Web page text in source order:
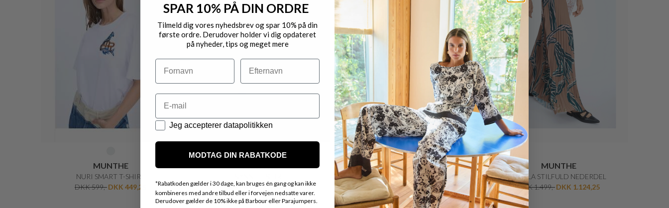
MUNTHE
NURI SMART T-SHIRT
DKK 599,-DKK 449,25
DKK 499,-DKK 374,25
MUNTHE
TAULLA NEDERDEL
DKK 1.499,-
MUNTHE
TAULLA STILFULD NEDERDEL
DKK 1.499,-DKK 1.124,25
SPAR 10% PÅ DIN ORDRE
Tilmeld dig vores nyhedsbrev og spar 10% på din
første ordre. Derudover holder vi dig opdateret
på nyheder, tips og meget mere
Navn Efternavn
Email
Datapolitik
Jeg accepterer datapolitikken
MODTAG DIN RABATKODE
*Rabatkoden gælder i 30 dage, kan bruges én gang og kan ikke
kombineres med andre tilbud eller i forvejen nedsatte varer.
Derudover gælder de 10% ikke på Barbour eller Parajumpers.